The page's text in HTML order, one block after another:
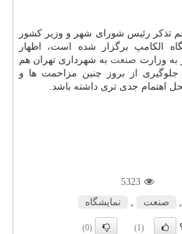
تذكر رئیس شورای شهر و وزیر كشور
الكامپ برگزار شده است، اظهار
به وزارت صنعت به شهرداری تهران هم
از بروز چنین مزاحمت ها و
اهتمام جدی تری داشته باشد.
5323
صنعت نمایشگاه
(1)
(0)